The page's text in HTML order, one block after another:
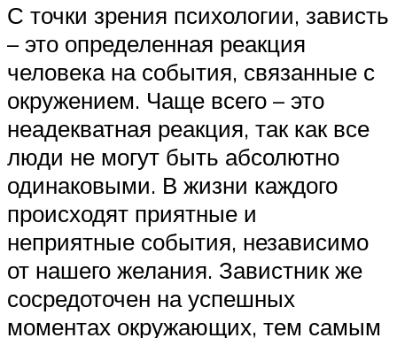
С точки зрения психологии, зависть
– это определенная реакция
человека на события, связанные с
окружением. Чаще всего – это
неадекватная реакция, так как все
люди не могут быть абсолютно
одинаковыми. В жизни каждого
происходят приятные и
неприятные события, независимо
от нашего желания. Завистник же
сосредоточен на успешных
моментах окружающих, тем самым